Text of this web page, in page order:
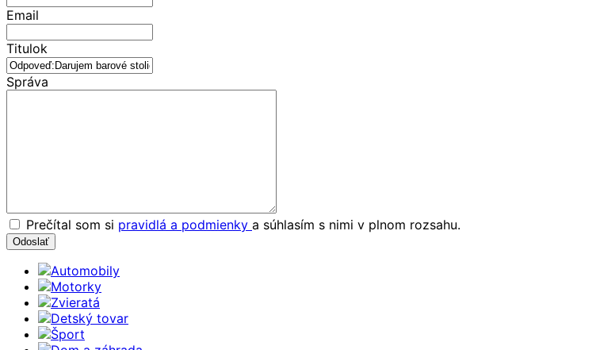
Email
Titulok
Správa
Prečítal som si pravidlá a podmienky a súhlasím s nimi v plnom rozsahu.
Automobily
Motorky
Zvieratá
Detský tovar
Šport